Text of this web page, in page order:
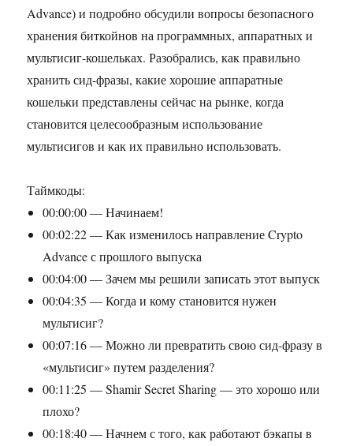
Advance) и подробно обсудили вопросы безопасного
хранения биткойнов на программных, аппаратных и
мультисиг-кошельках. Разобрались, как правильно
хранить сид-фразы, какие хорошие аппаратные
кошельки представлены сейчас на рынке, когда
становится целесообразным использование
мультисигов и как их правильно использовать.
Таймкоды:
00:00:00 — Начинаем!
00:02:22 — Как изменилось направление Crypto
Advance с прошлого выпуска
00:04:00 — Зачем мы решили записать этот выпуск
00:04:35 — Когда и кому становится нужен
мультисиг?
00:07:16 — Можно ли превратить свою сид-фразу в
«мультисиг» путем разделения?
00:11:25 — Shamir Secret Sharing — это хорошо или
плохо?
00:18:40 — Начнем с того, как работают бэкапы в